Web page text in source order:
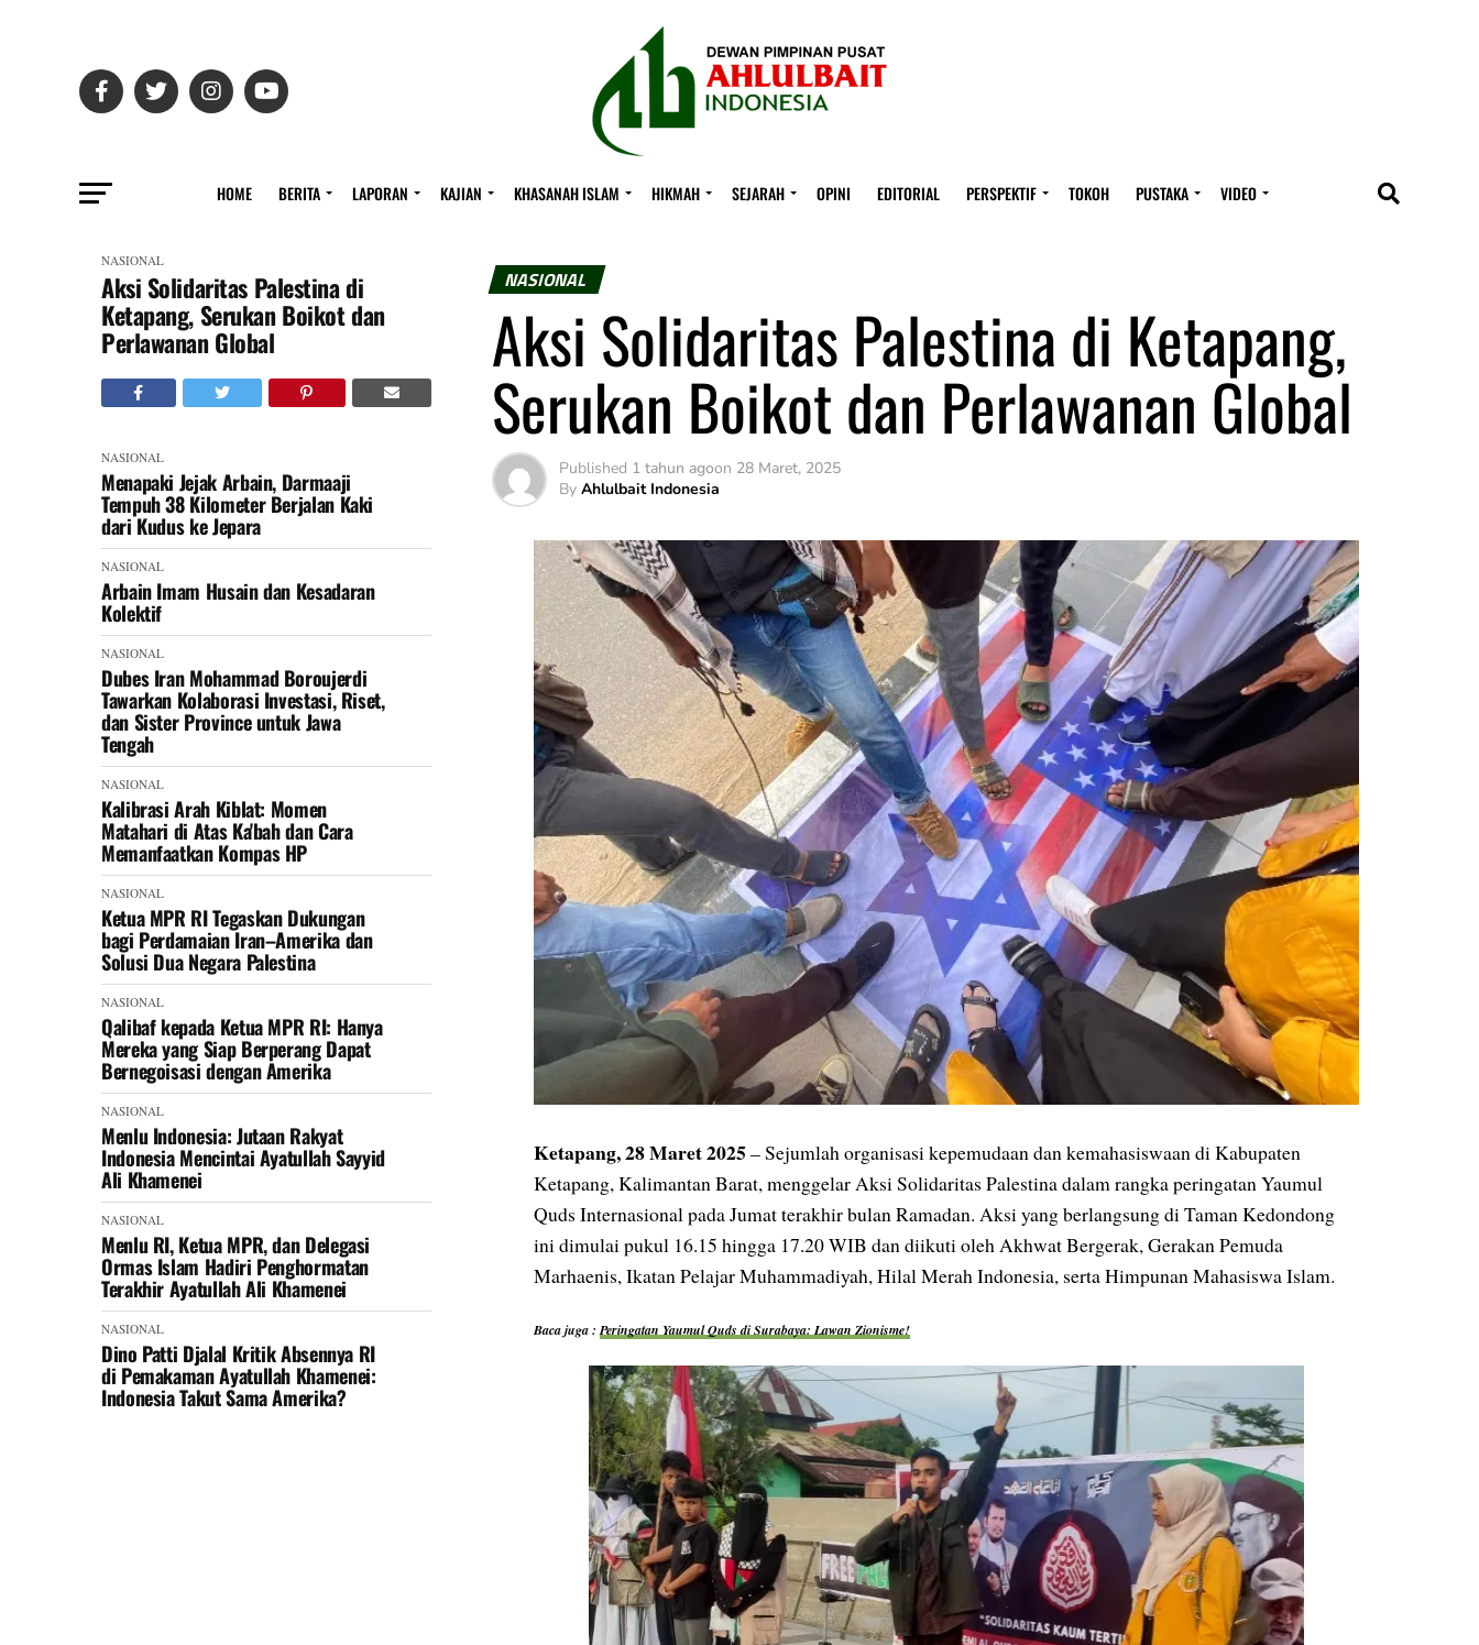
HOME BERITA LAPORAN KAJIAN KHASANAH ISLAM HIKMAH SEJARAH OPINI EDITORIAL PERSPEKTIF TOKOH PUSTAKA VIDEO
NASIONAL
Aksi Solidaritas Palestina di
Ketapang, Serukan Boikot dan
Perlawanan Global
NASIONAL
Menapaki Jejak Arbain, Darmaaji
Tempuh 38 Kilometer Berjalan Kaki
dari Kudus ke Jepara
NASIONAL
Arbain Imam Husain dan Kesadaran
Kolektif
NASIONAL
Dubes Iran Mohammad Boroujerdi
Tawarkan Kolaborasi Investasi, Riset,
dan Sister Province untuk Jawa
Tengah
NASIONAL
Kalibrasi Arah Kiblat: Momen
Matahari di Atas Ka'bah dan Cara
Memanfaatkan Kompas HP
NASIONAL
Ketua MPR RI Tegaskan Dukungan
bagi Perdamaian Iran–Amerika dan
Solusi Dua Negara Palestina
NASIONAL
Qalibaf kepada Ketua MPR RI: Hanya
Mereka yang Siap Berperang Dapat
Bernegoisasi dengan Amerika
NASIONAL
Menlu Indonesia: Jutaan Rakyat
Indonesia Mencintai Ayatullah Sayyid
Ali Khamenei
NASIONAL
Menlu RI, Ketua MPR, dan Delegasi
Ormas Islam Hadiri Penghormatan
Terakhir Ayatullah Ali Khamenei
NASIONAL
Dino Patti Djalal Kritik Absennya RI
di Pemakaman Ayatullah Khamenei:
Indonesia Takut Sama Amerika?
NASIONAL
Aksi Solidaritas Palestina di Ketapang,
Serukan Boikot dan Perlawanan Global
Published 1 tahun agoon 28 Maret, 2025
By Ahlulbait Indonesia
Ketapang, 28 Maret 2025– Sejumlah organisasi kepemudaan dan kemahasiswaan di Kabupaten
Ketapang, Kalimantan Barat, menggelar Aksi Solidaritas Palestina dalam rangka peringatan Yaumul
Quds Internasional pada Jumat terakhir bulan Ramadan. Aksi yang berlangsung di Taman Kedondong
ini dimulai pukul 16.15 hingga 17.20 WIB dan diikuti oleh Akhwat Bergerak, Gerakan Pemuda
Marhaenis, Ikatan Pelajar Muhammadiyah, Hilal Merah Indonesia, serta Himpunan Mahasiswa Islam.
Baca juga :Peringatan Yaumul Quds di Surabaya: Lawan Zionisme!